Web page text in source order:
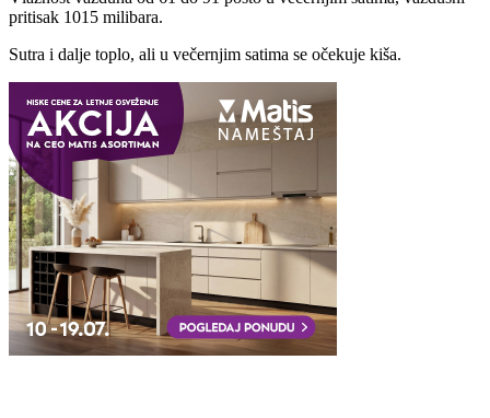
pritisak 1015 milibara.
Sutra i dalje toplo, ali u večernjim satima se očekuje kiša.